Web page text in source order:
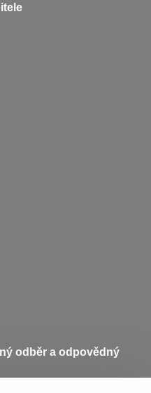
odběr a odpovědný